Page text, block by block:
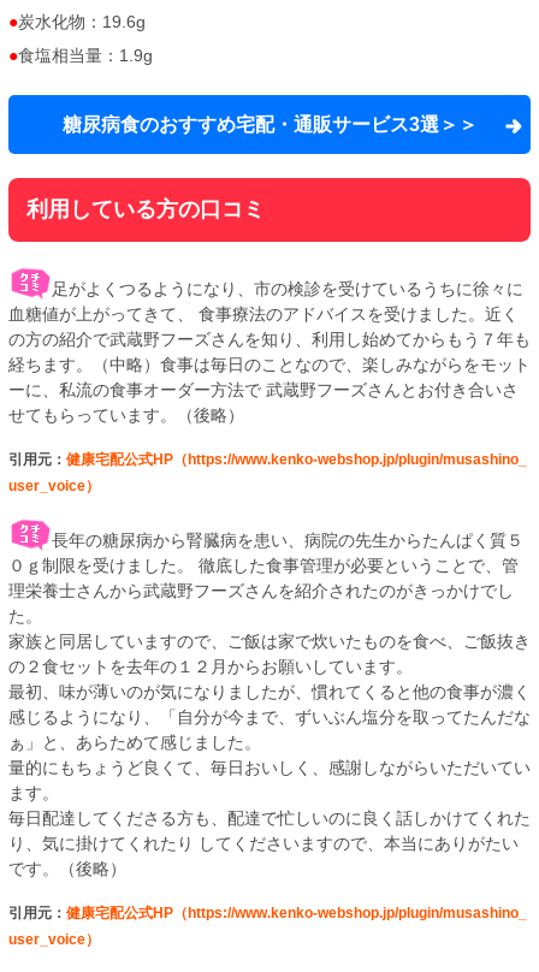
炭水化物：19.6g
食塩相当量：1.9g
糖尿病食のおすすめ宅配・通販サービス3選＞＞
利用している方の口コミ
足がよくつるようになり、市の検診を受けているうちに徐々に
血糖値が上がってきて、 食事療法のアドバイスを受けました。近く
の方の紹介で武蔵野フーズさんを知り、利用し始めてからもう７年も
経ちます。（中略）食事は毎日のことなので、楽しみながらをモット
ーに、私流の食事オーダー方法で 武蔵野フーズさんとお付き合いさ
せてもらっています。（後略）
引用元： 健康宅配公式HP（https://www.kenko-webshop.jp/plugin/musashino_
user_voice）
長年の糖尿病から腎臓病を患い、病院の先生からたんぱく質５
０ｇ制限を受けました。 徹底した食事管理が必要ということで、管
理栄養士さんから武蔵野フーズさんを紹介されたのがきっかけでし
た。
家族と同居していますので、ご飯は家で炊いたものを食べ、ご飯抜き
の２食セットを去年の１２月からお願いしています。
最初、味が薄いのが気になりましたが、慣れてくると他の食事が濃く
感じるようになり、「自分が今まで、ずいぶん塩分を取ってたんだな
ぁ」と、あらためて感じました。
量的にもちょうど良くて、毎日おいしく、感謝しながらいただいてい
ます。
毎日配達してくださる方も、配達で忙しいのに良く話しかけてくれた
り、気に掛けてくれたり してくださいますので、本当にありがたい
です。（後略）
引用元： 健康宅配公式HP（https://www.kenko-webshop.jp/plugin/musashino_
user_voice）